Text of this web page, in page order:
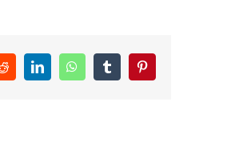
RedditLinkedInWhatsAppTumblrPinterest